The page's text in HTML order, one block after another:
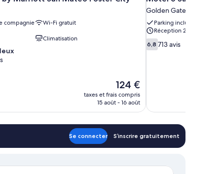
compagnie
Wi-Fi gratuit
Climatisation
Le
nouveau
prix
124 €
124 €
taxes et frais compris
15 août - 16 août
Golden Gate
Parking inclus
Réception 24 h/24
6.8
sur
6,8 713 avis
Se connecter S’inscrire gratuitement